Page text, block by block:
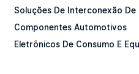
Soluções De Interconexão De
Componentes Automotivos
Eletrônicos De Consumo E